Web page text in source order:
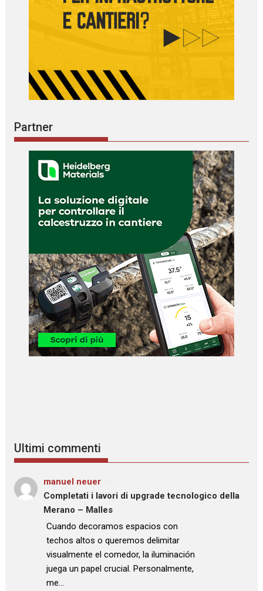
Partner
Ultimi commenti
manuel neuer
Completati i lavori di upgrade tecnologico della
Merano – Malles
: “
Cuando decoramos espacios con
techos altos o queremos delimitar
visualmente el comedor, la iluminación
juega un papel crucial. Personalmente,
me…
”